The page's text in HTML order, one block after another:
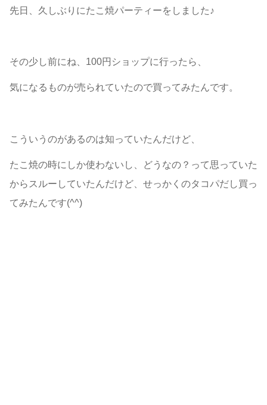
先日、久しぶりにたこ焼パーティーをしました♪
その少し前にね、100円ショップに行ったら、
気になるものが売られていたので買ってみたんです。
こういうのがあるのは知っていたんだけど、
たこ焼の時にしか使わないし、どうなの？って思っていた
からスルーしていたんだけど、せっかくのタコパだし買っ
てみたんです(^^)